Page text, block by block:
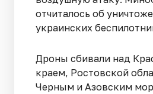
отчиталось об
украинских
Дроны сбивали над
краем, Ростовской
Черным и Азовским